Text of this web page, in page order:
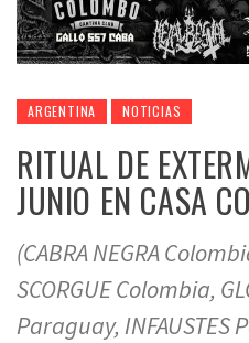
ARGENTINA NOTICIAS
RITUAL DE
JUNIO EN CASA
(CABRA NEGRA
SCORGUE Colombia,
Paraguay, INFAUSTES